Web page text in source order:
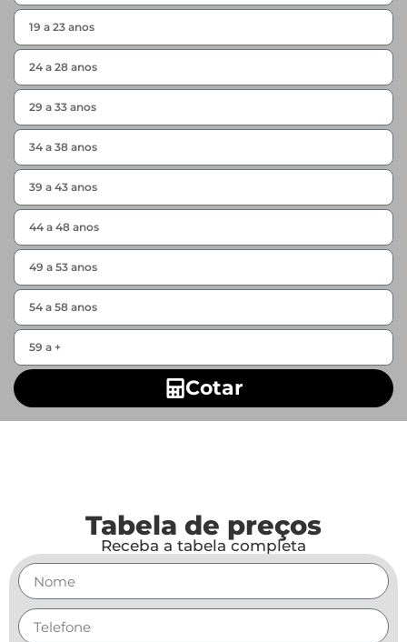
Cotar
Tabela de preços
Receba a tabela completa